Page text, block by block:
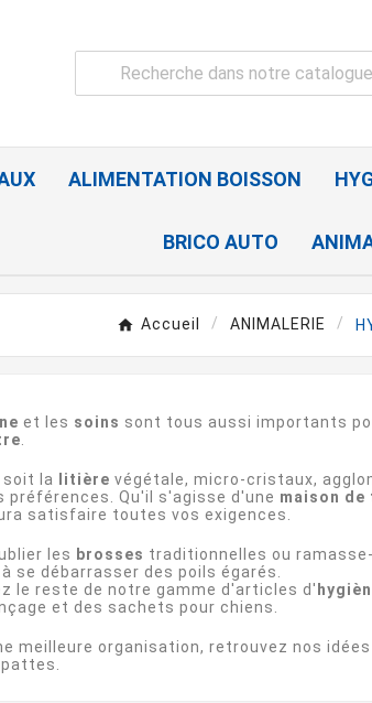
ALIMENTATION BOISSON
BRICO AUTO
Accueil ANIMALERIE
et les soins sont tous aussi importants
soit la litière végétale, micro-cristaux,
préférences. Qu'il s'agisse d'une maison
satisfaire toutes vos exigences.
les brosses traditionnelles ou
à se débarrasser des poils égarés.
le reste de notre gamme d'articles d'
et des sachets pour chiens.
meilleure organisation, retrouvez nos